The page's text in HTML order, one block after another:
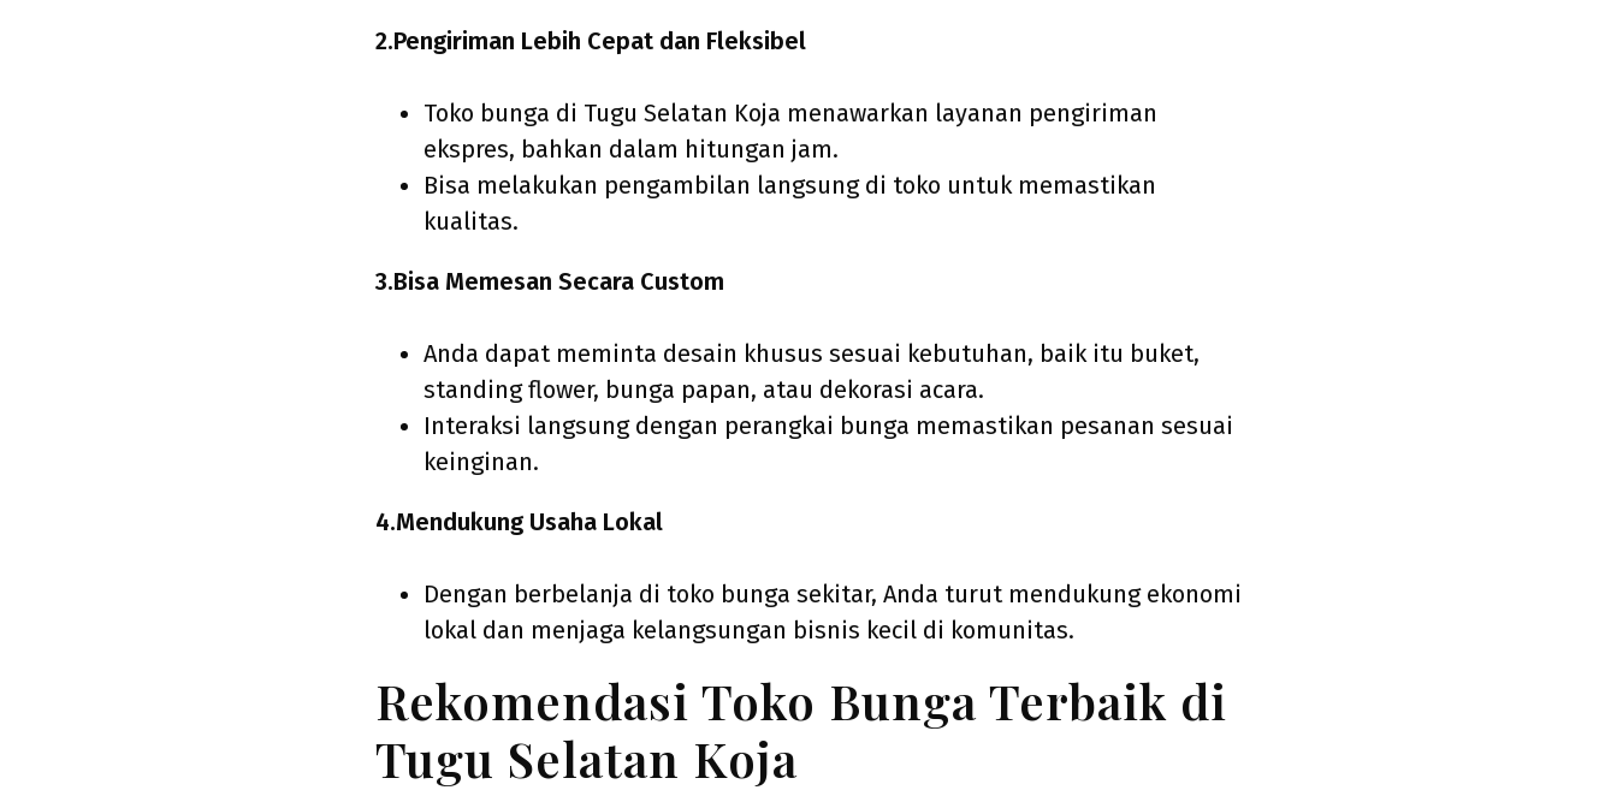
2.Pengiriman Lebih Cepat dan Fleksibel
Toko bunga di Tugu Selatan Koja menawarkan layanan pengiriman
ekspres, bahkan dalam hitungan jam.
Bisa melakukan pengambilan langsung di toko untuk memastikan
kualitas.
3.Bisa Memesan Secara Custom
Anda dapat meminta desain khusus sesuai kebutuhan, baik itu buket,
standing flower, bunga papan, atau dekorasi acara.
Interaksi langsung dengan perangkai bunga memastikan pesanan sesuai
keinginan.
4.Mendukung Usaha Lokal
Dengan berbelanja di toko bunga sekitar, Anda turut mendukung ekonomi
lokal dan menjaga kelangsungan bisnis kecil di komunitas.
Rekomendasi Toko Bunga Terbaik di
Tugu Selatan Koja